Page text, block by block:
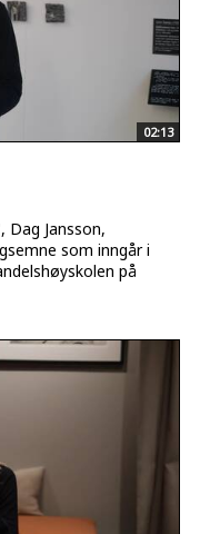
02:13
Dag Jansson,
som inngår i
på